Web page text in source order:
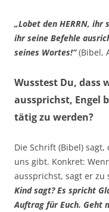
„Lobet den HERRN,
ihr seine Befehle
seines Wortes!“(Bibel,
Wusstest Du, dass
aussprichst, Engel
tätig zu werden?
Die Schrift (Bibel)
uns gibt. Konkret:
aussprichst, sagt er zu
Kind sagt? Es spricht
Auftrag für Euch. Geht